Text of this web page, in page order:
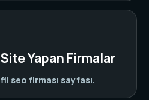
Yapan Firmalar
seo firması sayfası.